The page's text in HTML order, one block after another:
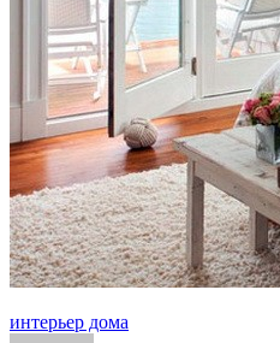
интерьер дома